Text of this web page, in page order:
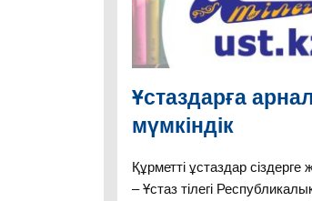
Ұстаздарға
мүмкіндік
Құрметті ұстаздар
– Ұстаз тілегі